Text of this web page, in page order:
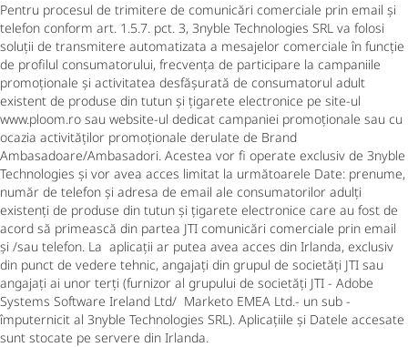
Pentru procesul de trimitere de comunicări comerciale prin email și
telefon conform art. 1.5.7. pct. 3, 3nyble Technologies SRL va folosi
soluții de transmitere automatizata a mesajelor comerciale în funcție
de profilul consumatorului, frecvența de participare la campaniile
promoționale și activitatea desfășurată de consumatorul adult
existent de produse din tutun și țigarete electronice pe site-ul
www.ploom.ro sau website-ul dedicat campaniei promoționale sau cu
ocazia activităților promoționale derulate de Brand
Ambasadoare/Ambasadori. Acestea vor fi operate exclusiv de 3nyble
Technologies și vor avea acces limitat la următoarele Date: prenume,
număr de telefon și adresa de email ale consumatorilor adulți
existenți de produse din tutun și țigarete electronice care au fost de
acord să primească din partea JTI comunicări comerciale prin email
și /sau telefon. La aplicații ar putea avea acces din Irlanda, exclusiv
din punct de vedere tehnic, angajați din grupul de societăți JTI sau
angajați ai unor terți (furnizor al grupului de societăți JTI - Adobe
Systems Software Ireland Ltd/ Marketo EMEA Ltd.- un sub -
împuternicit al 3nyble Technologies SRL). Aplicațiile și Datele accesate
sunt stocate pe servere din Irlanda.